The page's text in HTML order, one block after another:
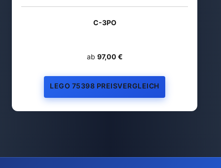
C-3PO
ab 97,00 €
LEGO 75398 PREISVERGLEICH